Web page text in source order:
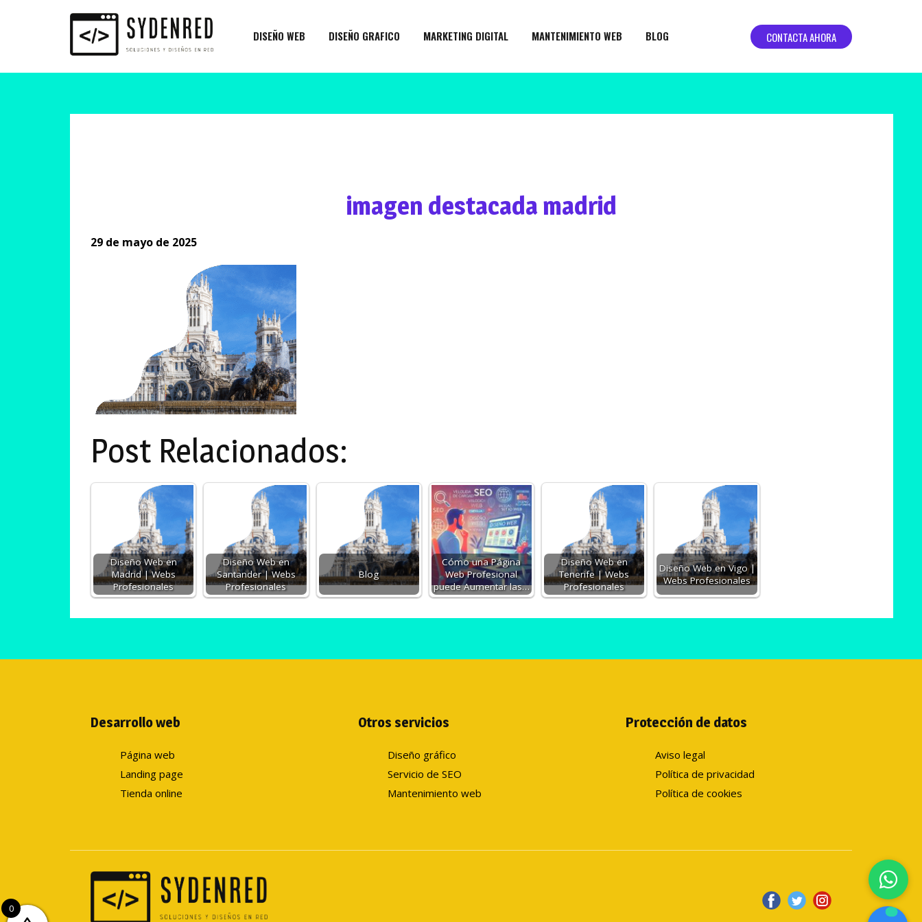
DISEÑO WEB DISEÑO GRAFICO MARKETING DIGITAL MANTENIMIENTO WEB BLOG CONTACTA AHORA
imagen destacada madrid
29 de mayo de 2025
Post Relacionados:
Diseño Web en
Madrid | Webs
Profesionales
Diseño Web en
Santander | Webs
Profesionales
Blog
Cómo una Página
Web Profesional
puede Aumentar las…
Diseño Web en
Tenerife | Webs
Profesionales
Diseño Web en Vigo |
Webs Profesionales
Desarrollo web
Página web
Landing page
Tienda online
Otros servicios
Diseño gráfico
Servicio de SEO
Mantenimiento web
Protección de datos
Aviso legal
Política de privacidad
Política de cookies
0